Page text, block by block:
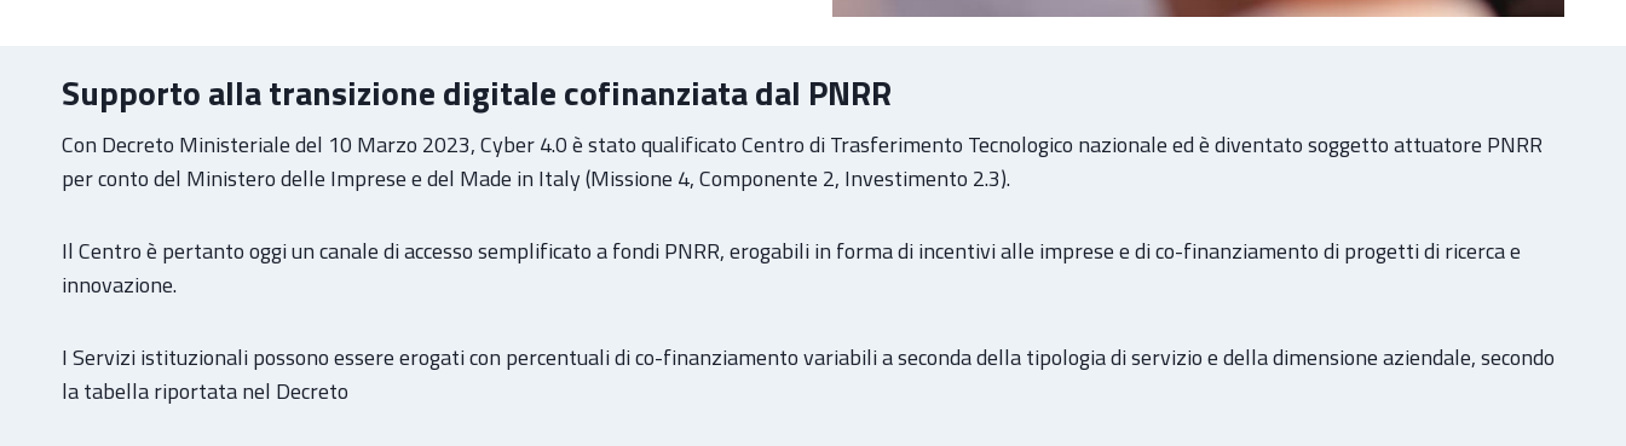
Supporto alla transizione digitale cofinanziata dal PNRR
Con Decreto Ministeriale del 10 Marzo 2023, Cyber 4.0 è stato qualificato Centro di Trasferimento Tecnologico nazionale ed è diventato soggetto attuatore PNRR
per conto del Ministero delle Imprese e del Made in Italy (Missione 4, Componente 2, Investimento 2.3).
Il Centro è pertanto oggi un canale di accesso semplificato a fondi PNRR, erogabili in forma di incentivi alle imprese e di co-finanziamento di progetti di ricerca e
innovazione.
I Servizi istituzionali possono essere erogati con percentuali di co-finanziamento variabili a seconda della tipologia di servizio e della dimensione aziendale, secondo
la tabella riportata nel Decreto